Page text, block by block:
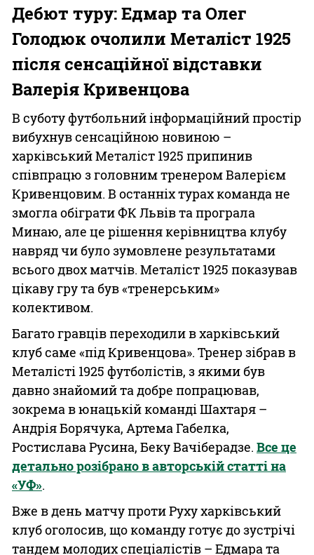
Дебют туру: Едмар та Олег
Голодюк очолили Металіст 1925
після сенсаційної відставки
Валерія Кривенцова
В суботу футбольний інформаційний простір
вибухнув сенсаційною новиною –
харківський Металіст 1925 припинив
співпрацю з головним тренером Валерієм
Кривенцовим. В останніх турах команда не
змогла обіграти ФК Львів та програла
Минаю, але це рішення керівництва клубу
навряд чи було зумовлене результатами
всього двох матчів. Металіст 1925 показував
цікаву гру та був «тренерським»
колективом.
Багато гравців переходили в харківський
клуб саме «під Кривенцова». Тренер зібрав в
Металісті 1925 футболістів, з якими був
давно знайомий та добре попрацював,
зокрема в юнацькій команді Шахтаря –
Андрія Борячука, Артема Габелка,
Ростислава Русина, Беку Вачіберадзе. Все це
детально розібрано в авторській статті на
«УФ».
Вже в день матчу проти Руху харківський
клуб оголосив, що команду готує до зустрічі
тандем молодих спеціалістів – Едмара та